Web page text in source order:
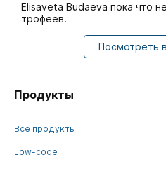
Elisaveta Budaeva пока что
трофеев.
Посмотреть
Продукты
Все продукты
Low-code